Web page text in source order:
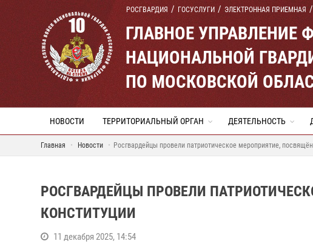
РОСГВАРДИЯ ГОСУСЛУГИ ЭЛЕКТРОННАЯ ПРИЕМНАЯ
ГЛАВНОЕ УПРАВЛЕНИЕ
НАЦИОНАЛЬНОЙ
ПО МОСКОВСКОЙ
НОВОСТИ ТЕРРИТОРИАЛЬНЫЙ ОРГАН ДЕЯТЕЛЬНОСТЬ
Главная Новости Росгвардейцы провели патриотическое мероприятие,
РОСГВАРДЕЙЦЫ ПРОВЕЛИ
КОНСТИТУЦИИ
11 декабря 2025, 14:54